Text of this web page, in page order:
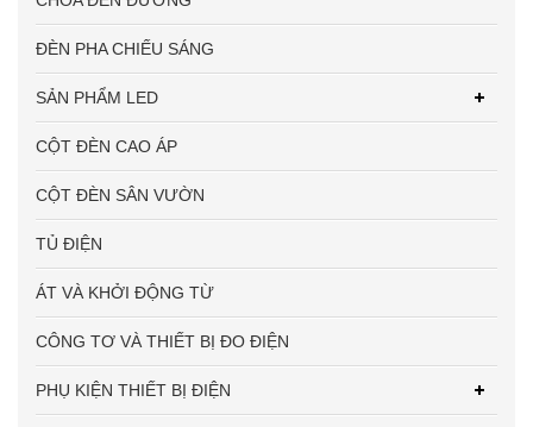
ĐÈN PHA CHIẾU SÁNG
SẢN PHẨM LED
CỘT ĐÈN CAO ÁP
CỘT ĐÈN SÂN VƯỜN
TỦ ĐIỆN
ÁT VÀ KHỞI ĐỘNG TỪ
CÔNG TƠ VÀ THIẾT BỊ ĐO ĐIỆN
PHỤ KIỆN THIẾT BỊ ĐIỆN